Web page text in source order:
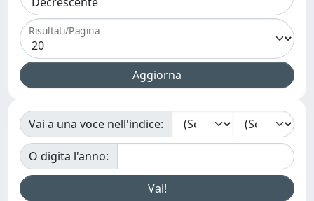
Risultati/Pagina
Vai a una voce nell'indice:
O digita l'anno: